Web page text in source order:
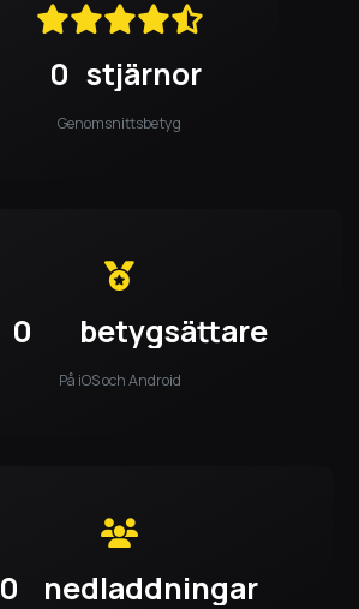
0 stjärnor
Genomsnittsbetyg
0 betygsättare
På iOS och Android
0 nedladdningar